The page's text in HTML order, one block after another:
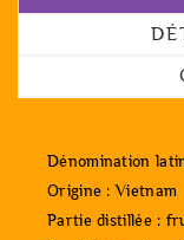
Dénomination
Origine : Vietnam
Partie distillée :